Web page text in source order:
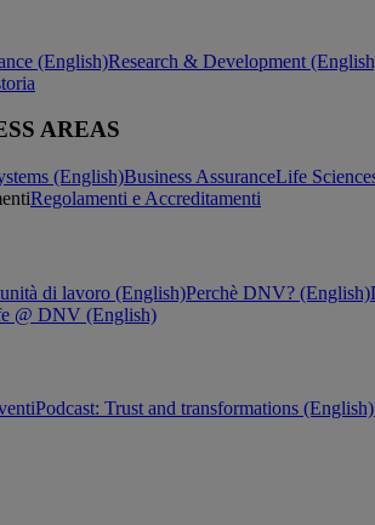
(English)Research & Development
AREAS
(English)Business AssuranceLife
Regolamenti e Accreditamenti
di lavoro (English)Perchè DNV? (English)
@ DNV (English)
Podcast: Trust and transformations (English)